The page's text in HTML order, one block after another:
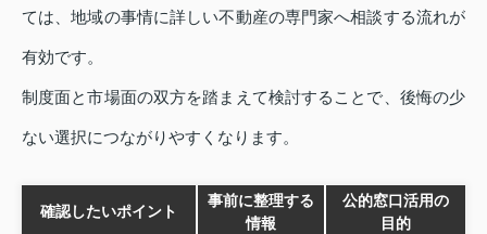
ては、地域の事情に詳しい不動産の専門家へ相談する流れが
有効です。
制度面と市場面の双方を踏まえて検討することで、後悔の少
ない選択につながりやすくなります。
確認したいポイント
事前に整理する
情報
公的窓口活用の
目的